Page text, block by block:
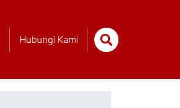
Hubungi Kami